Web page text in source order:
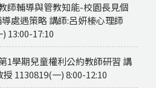
師輔導與管教知能-校園長見個
處遇策略 講師:呂妍榛心理師
13:00-17:10
1學期兒童權利公約教師研習 講
1130819(一) 8:00-12:10